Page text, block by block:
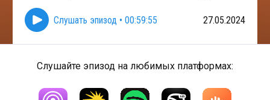
Слушать эпизод • 00:59:55 27.05.2024
Слушайте эпизод на любимых платформах: